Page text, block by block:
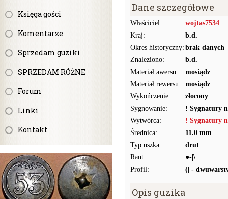
Księga gości
Komentarze
Sprzedam guziki
SPRZEDAM RÓŻNE
Forum
Linki
Kontakt
Dane szczegółowe
Właściciel:
wojtas7534
Kraj:
b.d.
Okres historyczny: brak danych
Znaleziono:
b.d.
Materiał awersu:
mosiądz
Materiał rewersu:
mosiądz
Wykończenie:
złocony
Sygnowanie:
! Sygnatury
Wytwórca:
! Sygnatury
Średnica:
11.0 mm
Typ uszka:
drut
Rant:
●-|\
Profil:
(| -
Opis guzika